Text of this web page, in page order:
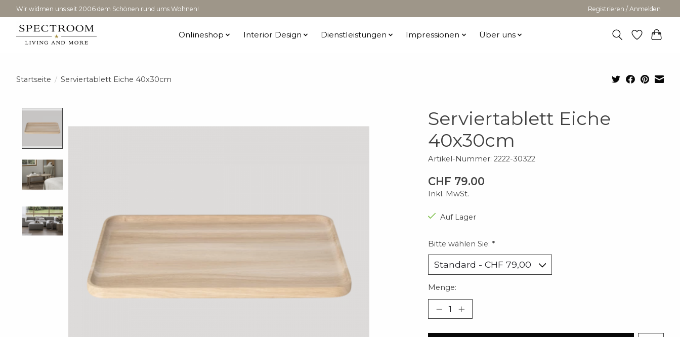
Wir widmen uns seit 2006 dem Schönen rund ums Wohnen! Registrieren / Anmelden
Onlineshop Interior Design Dienstleistungen Impressionen Über uns
Startseite / Serviertablett Eiche 40x30cm
Serviertablett Eiche
40x30cm
Artikel-Nummer: 2222-30322
CHF 79.00
Inkl. MwSt.
Auf Lager
Bitte wählen Sie: *
Menge: